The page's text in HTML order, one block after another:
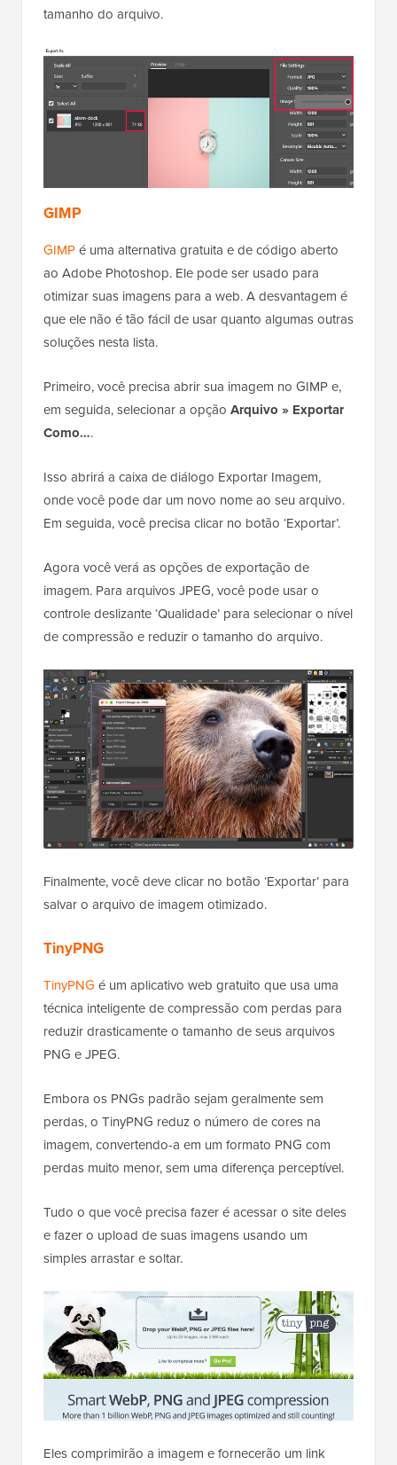
tamanho do arquivo.
GIMP
GIMPé uma alternativa gratuita e de código aberto
ao Adobe Photoshop. Ele pode ser usado para
otimizar suas imagens para a web. A desvantagem é
que ele não é tão fácil de usar quanto algumas outras
soluções nesta lista.
Primeiro, você precisa abrir sua imagem no GIMP e,
em seguida, selecionar a opção Arquivo » Exportar
Como….
Isso abrirá a caixa de diálogo Exportar Imagem,
onde você pode dar um novo nome ao seu arquivo.
Em seguida, você precisa clicar no botão ‘Exportar’.
Agora você verá as opções de exportação de
imagem. Para arquivos JPEG, você pode usar o
controle deslizante ‘Qualidade’ para selecionar o nível
de compressão e reduzir o tamanho do arquivo.
Finalmente, você deve clicar no botão ‘Exportar’ para
salvar o arquivo de imagem otimizado.
TinyPNG
TinyPNG é um aplicativo web gratuito que usa uma
técnica inteligente de compressão com perdas para
reduzir drasticamente o tamanho de seus arquivos
PNG e JPEG.
Embora os PNGs padrão sejam geralmente sem
perdas, o TinyPNG reduz o número de cores na
imagem, convertendo-a em um formato PNG com
perdas muito menor, sem uma diferença perceptível.
Tudo o que você precisa fazer é acessar o site deles
e fazer o upload de suas imagens usando um
simples arrastar e soltar.
Eles comprimirão a imagem e fornecerão um link